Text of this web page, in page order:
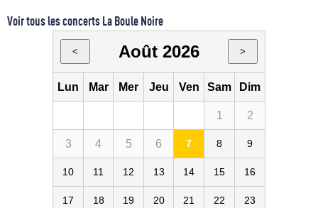
Voir tous les concerts La Boule Noire
< Août 2026 >
Lun Mar Mer Jeu Ven Sam Dim
1 2
3 4 5 6 7 8 9
10 11 12 13 14 15 16
17 18 19 20 21 22 23